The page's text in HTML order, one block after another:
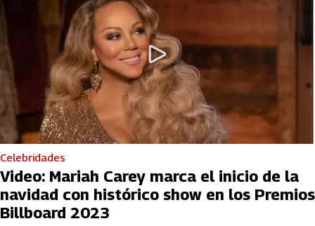
Celebridades
Video: Mariah Carey marca el inicio de la
navidad con histórico show en los Premios
Billboard 2023